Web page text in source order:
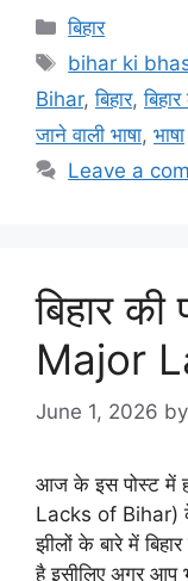
Categories
बिहार
Tags
bihar ki
Bihar,बिहार,
जाने वाली भाषा, भाषा
Leave a
बिहार
Major
June 1, 2026 by
आज के इस पोस्ट में
Lacks of Bihar) के
झीलों के बारे में
है इसीलिए अगर आप